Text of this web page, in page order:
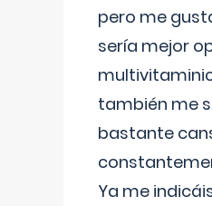
pero me
sería mejor
también me
bastante
Ya me